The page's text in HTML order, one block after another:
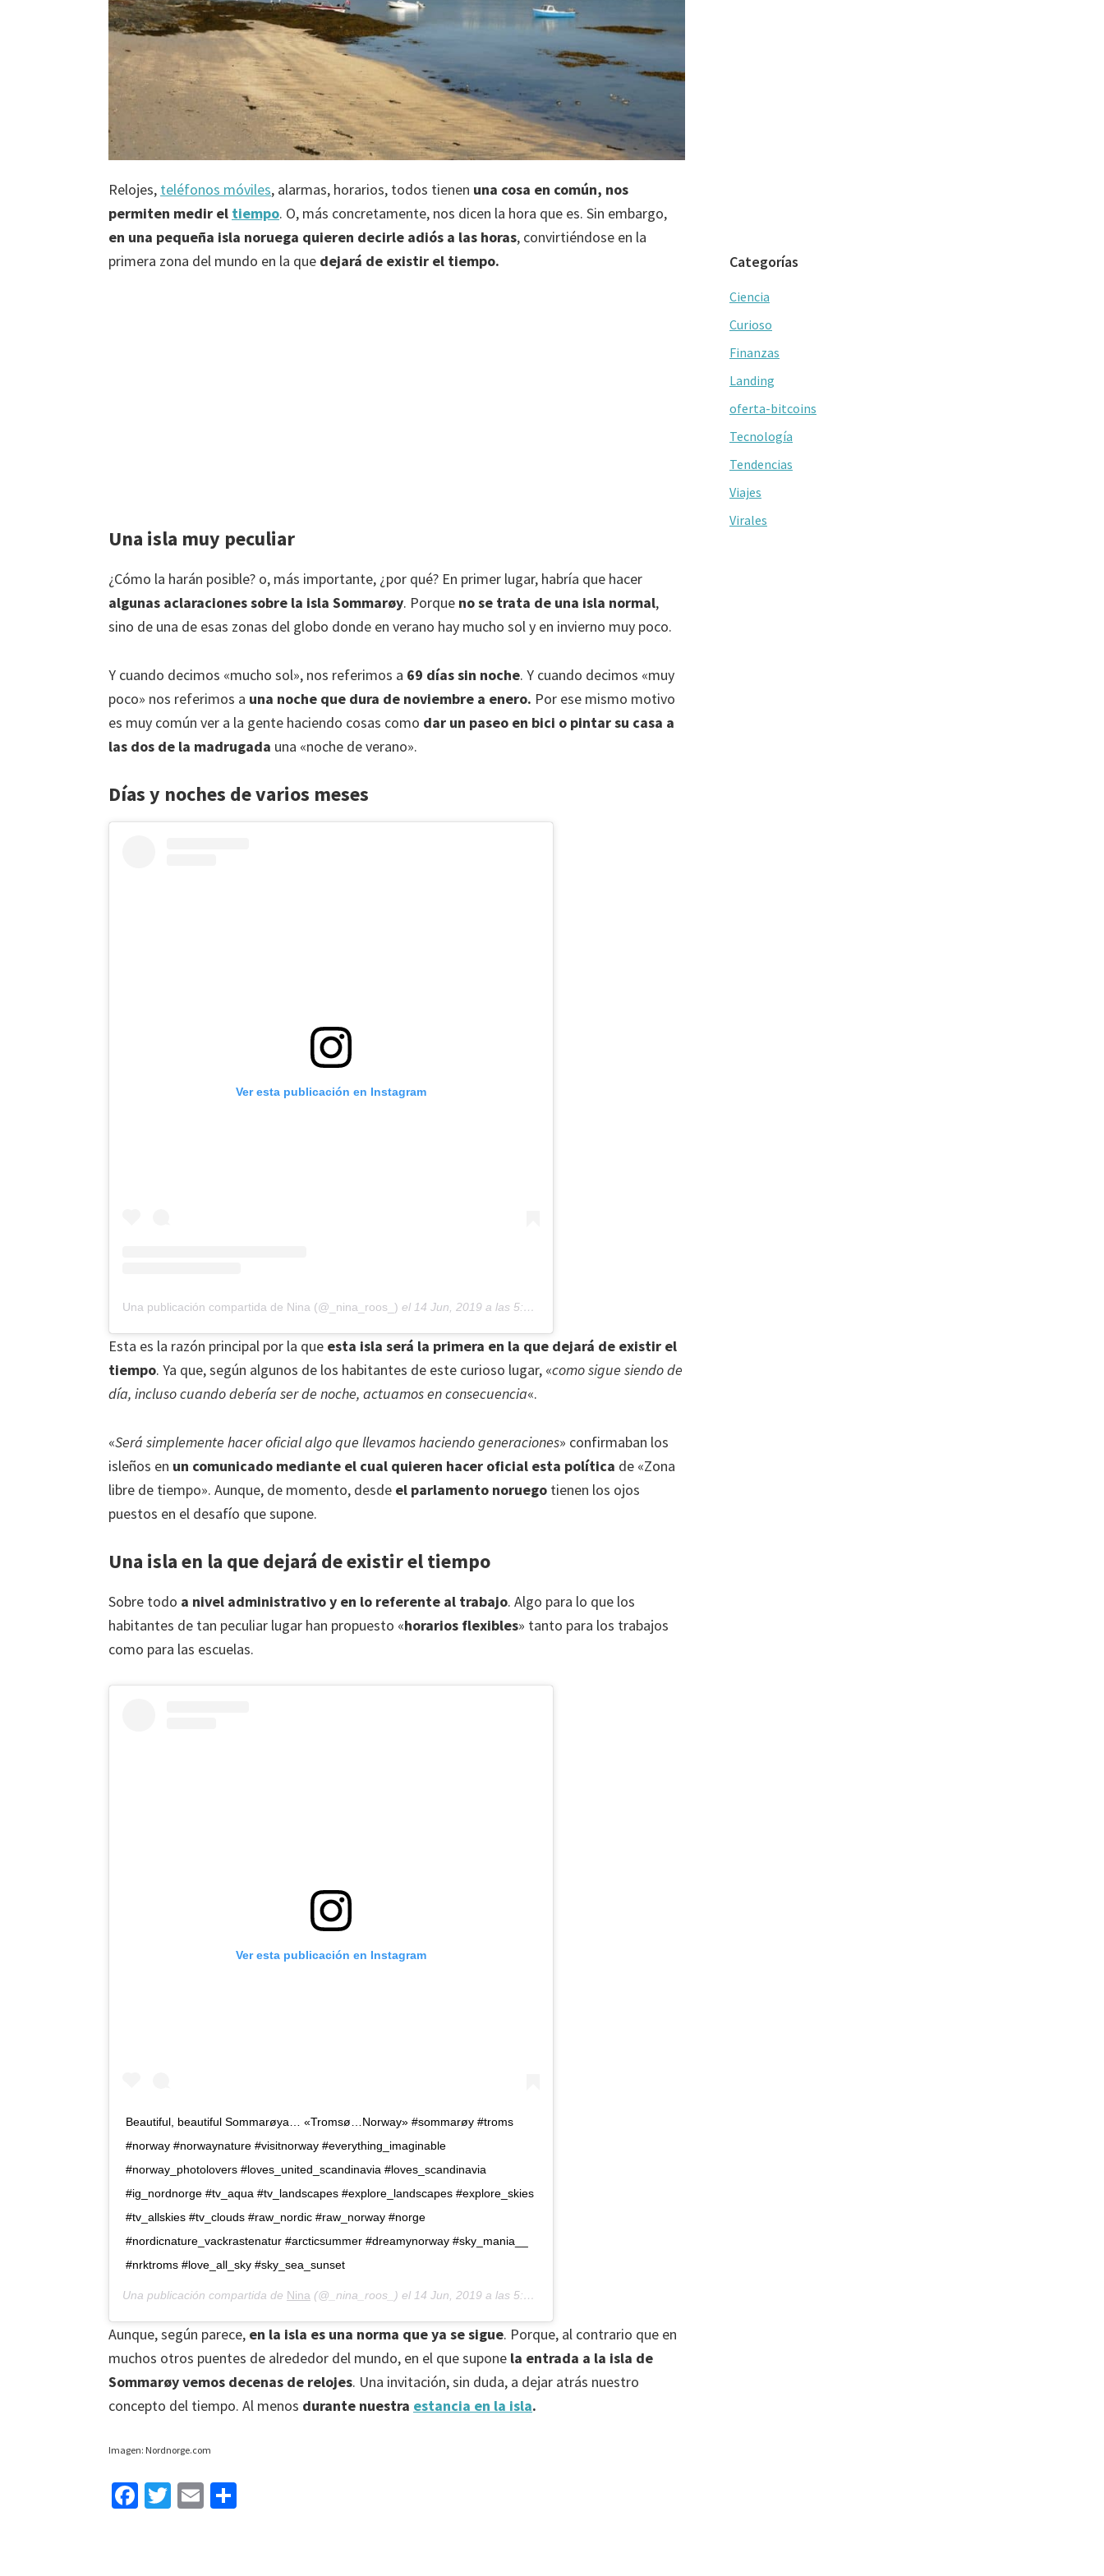
Relojes, teléfonos móviles, alarmas, horarios, todos tienen una cosa en común, nos
permiten medir el tiempo. O, más concretamente, nos dicen la hora que es. Sin embargo,
en una pequeña isla noruega quieren decirle adiós a las horas, convirtiéndose en la
primera zona del mundo en la que dejará de existir el tiempo.
Una isla muy peculiar
¿Cómo la harán posible? o, más importante, ¿por qué? En primer lugar, habría que hacer
algunas aclaraciones sobre la isla Sommarøy. Porque no se trata de una isla normal,
sino de una de esas zonas del globo donde en verano hay mucho sol y en invierno muy poco.
Y cuando decimos «mucho sol», nos referimos a 69 días sin noche. Y cuando decimos «muy
poco» nos referimos a una noche que dura de noviembre a enero. Por ese mismo motivo
es muy común ver a la gente haciendo cosas como dar un paseo en bici o pintar su casa a
las dos de la madrugada una «noche de verano».
Días y noches de varios meses
Ver esta publicación en Instagram
Una publicación compartida de Nina (@_nina_roos_) el 14 Jun, 2019 a las 5:04 PDT
Esta es la razón principal por la que esta isla será la primera en la que dejará de existir el
tiempo. Ya que, según algunos de los habitantes de este curioso lugar, «como sigue siendo de
día, incluso cuando debería ser de noche, actuamos en consecuencia«.
«Será simplemente hacer oficial algo que llevamos haciendo generaciones» confirmaban los
isleños en un comunicado mediante el cual quieren hacer oficial esta política de «Zona
libre de tiempo». Aunque, de momento, desde el parlamento noruego tienen los ojos
puestos en el desafío que supone.
Una isla en la que dejará de existir el tiempo
Sobre todo a nivel administrativo y en lo referente al trabajo. Algo para lo que los
habitantes de tan peculiar lugar han propuesto «horarios flexibles» tanto para los trabajos
como para las escuelas.
Ver esta publicación en Instagram
Beautiful, beautiful Sommarøya… «Tromsø…Norway» #sommarøy #troms
#norway #norwaynature #visitnorway #everything_imaginable
#norway_photolovers #loves_united_scandinavia #loves_scandinavia
#ig_nordnorge #tv_aqua #tv_landscapes #explore_landscapes #explore_skies
#tv_allskies #tv_clouds #raw_nordic #raw_norway #norge
#nordicnature_vackrastenatur #arcticsummer #dreamynorway #sky_mania__
#nrktroms #love_all_sky #sky_sea_sunset
Una publicación compartida de Nina (@_nina_roos_) el 14 Jun, 2019 a las 5:04 PDT
Aunque, según parece, en la isla es una norma que ya se sigue. Porque, al contrario que en
muchos otros puentes de alrededor del mundo, en el que supone la entrada a la isla de
Sommarøy vemos decenas de relojes. Una invitación, sin duda, a dejar atrás nuestro
concepto del tiempo. Al menos durante nuestra estancia en la isla.
Imagen: Nordnorge.com
Fa T
E
Categorías
Ciencia
Curioso
Finanzas
Landing
oferta-bitcoins
Tecnología
Tendencias
Viajes
Virales